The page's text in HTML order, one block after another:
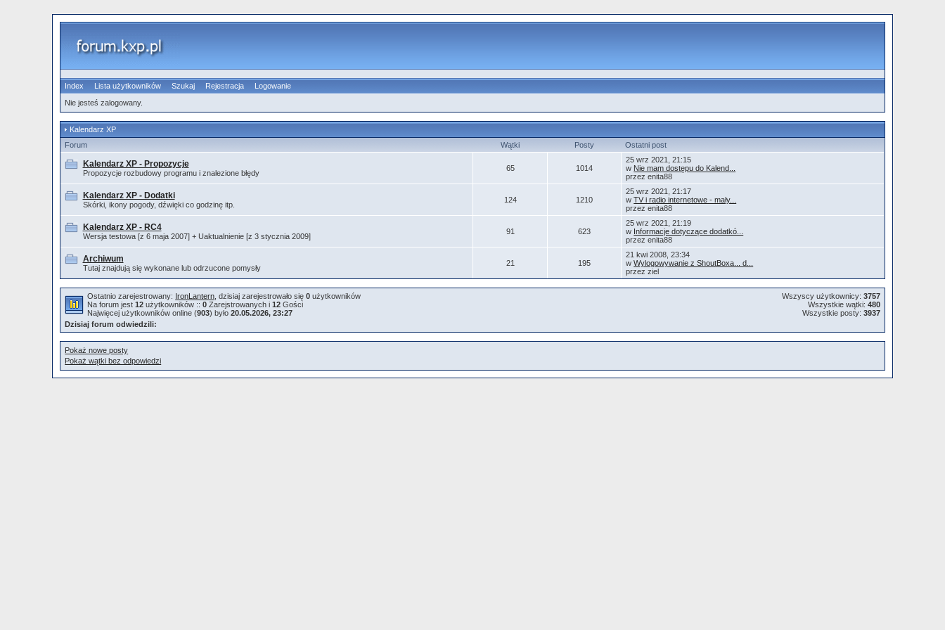
Index Lista użytkowników Szukaj Rejestracja
Logowanie
Nie jesteś zalogowany.
Kalendarz XP
Forum
Wątki Posty Ostatni post
Kalendarz XP - Propozycje
Propozycje rozbudowy programu i znalezione błędy
65 1014
25 wrz 2021, 21:15
w Nie mam dostępu do Kalend...
przez enita88
Kalendarz XP - Dodatki
Skórki, ikony pogody, dźwięki co godzinę itp.
124 1210
25 wrz 2021, 21:17
wTV i radio internetowe - mały...
przez enita88
Kalendarz XP - RC4
Wersja testowa [z 6 maja 2007] + Uaktualnienie [z 3 stycznia 2009]
91 623
25 wrz 2021, 21:19
w Informacje dotyczące dodatkó...
przez enita88
Archiwum
Tutaj znajdują się wykonane lub odrzucone pomysły
21 195
21 kwi 2008, 23:34
wWylogowywanie z ShoutBoxa... d...
przez ziel
Wszyscy użytkownicy: 3757
Wszystkie wątki: 480
Wszystkie posty: 3937
Ostatnio zarejestrowany: IronLantern , dzisiaj zarejestrowało się0 użytkowników
Na forum jest12 użytkowników ::0 Zarejstrowanych i12 Gości
Najwięcej użytkowników online (903) było20.05.2026, 23:27
Dzisiaj forum odwiedzili:
Pokaż nowe posty
Pokaż wątki bez odpowiedzi